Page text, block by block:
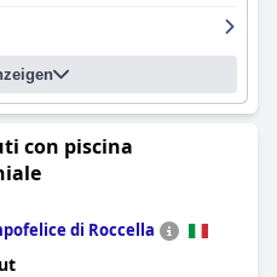
Möglichkeiten für Kinder und
con piscina
di Roccella